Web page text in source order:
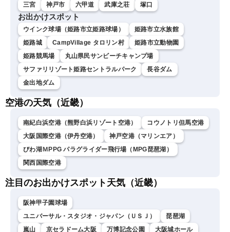
三宮 神戸市 六甲道 武庫之荘 塚口
お出かけスポット
ウインク球場（姫路市立姫路球場）
姫路市立水族館
姫路城
CampVillage タロリン村
姫路市立動物園
姫路競馬場
丸山県民サンビーチキャンプ場
サファリリゾート姫路セントラルパーク
長谷ダム
金出地ダム
空港の天気（近畿）
南紀白浜空港（熊野白浜リゾート空港）
コウノトリ但馬空港
大阪国際空港（伊丹空港）
神戸空港（マリンエア）
びわ湖ＭPPG パラグライダー飛行場（MPG琵琶湖）
関西国際空港
注目のお出かけスポット天気（近畿）
阪神甲子園球場
ユニバーサル・スタジオ・ジャパン（ＵＳＪ）
琵琶湖
嵐山
京セラドーム大阪 万博記念公園 大阪城ホール